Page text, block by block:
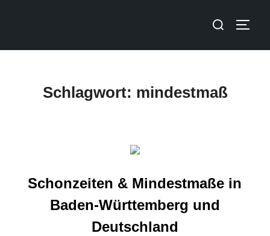
Schlagwort: mindestmaß
Schonzeiten & Mindestmaße in
Baden-Württemberg und
Deutschland